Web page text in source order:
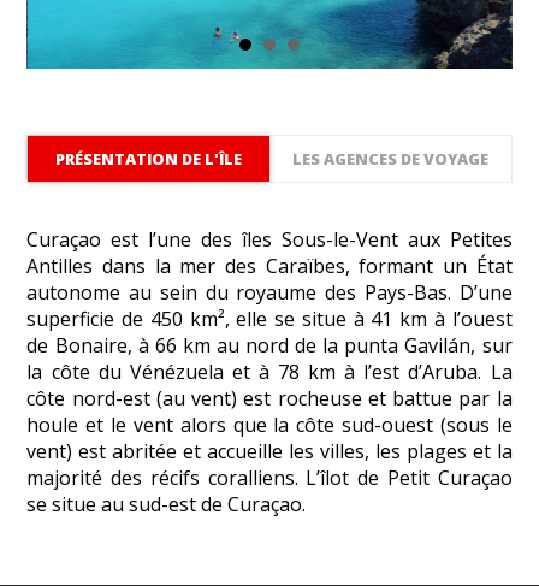
PRÉSENTATION DE L'ÎLE LES AGENCES DE VOYAGE
Curaçao est l’une des îles Sous-le-Vent aux Petites
Antilles dans la mer des Caraïbes, formant un État
autonome au sein du royaume des Pays-Bas. D’une
superficie de 450 km², elle se situe à 41 km à l’ouest
de Bonaire, à 66 km au nord de la punta Gavilán, sur
la côte du Vénézuela et à 78 km à l’est d’Aruba. La
côte nord-est (au vent) est rocheuse et battue par la
houle et le vent alors que la côte sud-ouest (sous le
vent) est abritée et accueille les villes, les plages et la
majorité des récifs coralliens. L’îlot de Petit Curaçao
se situe au sud-est de Curaçao.